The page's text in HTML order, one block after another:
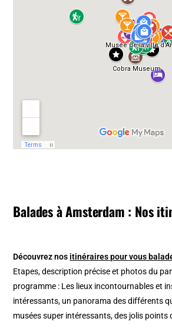
Balades à Amsterdam : Nos
Découvrez nos itinéraires pour vous
Etapes, description précise et photos du
programme : Les lieux incontournables et
intéressants, un panorama des différents
musées super intéressants, des jolis points